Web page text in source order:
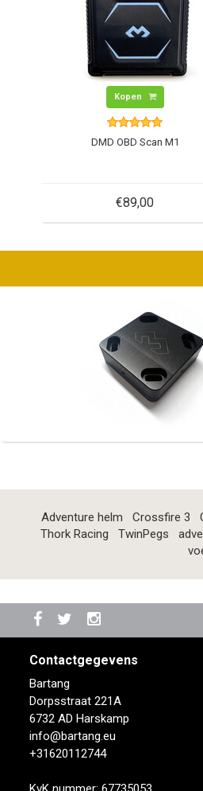
Kopen
DMD OBD Scan M1
€89,00
Adventure helm Crossfire 3
Thork Racing
TwinPegs
Contactgegevens
Bartang
Dorpsstraat 221A
6732 AD Harskamp
info@bartang.eu
+31620112744